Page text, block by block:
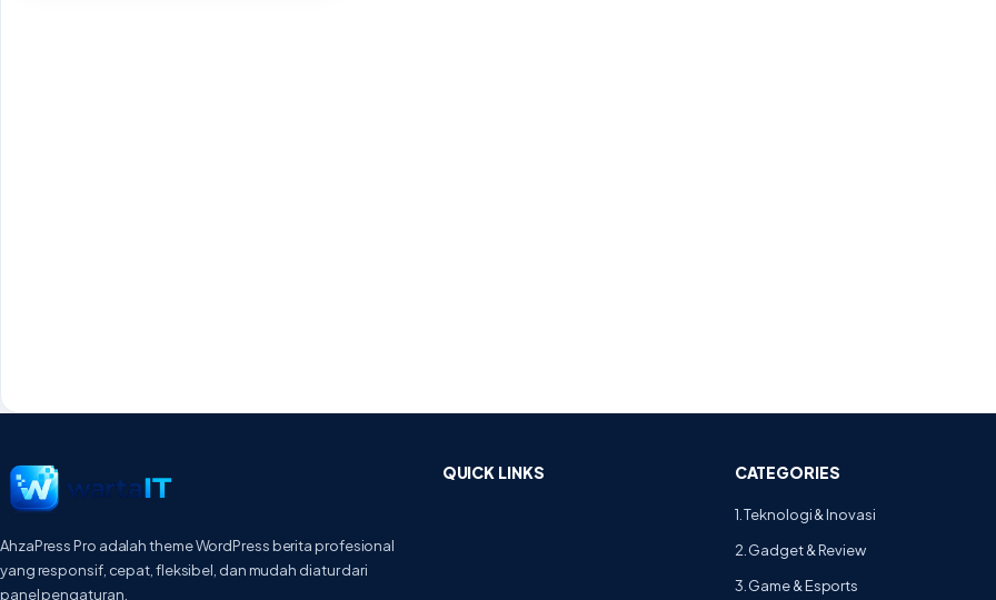
AhzaPress Pro adalah theme WordPress berita profesional
yang responsif, cepat, fleksibel, dan mudah diatur dari
panel pengaturan.
QUICK LINKS CATEGORIES
1. Teknologi & Inovasi
2. Gadget & Review
3. Game & Esports